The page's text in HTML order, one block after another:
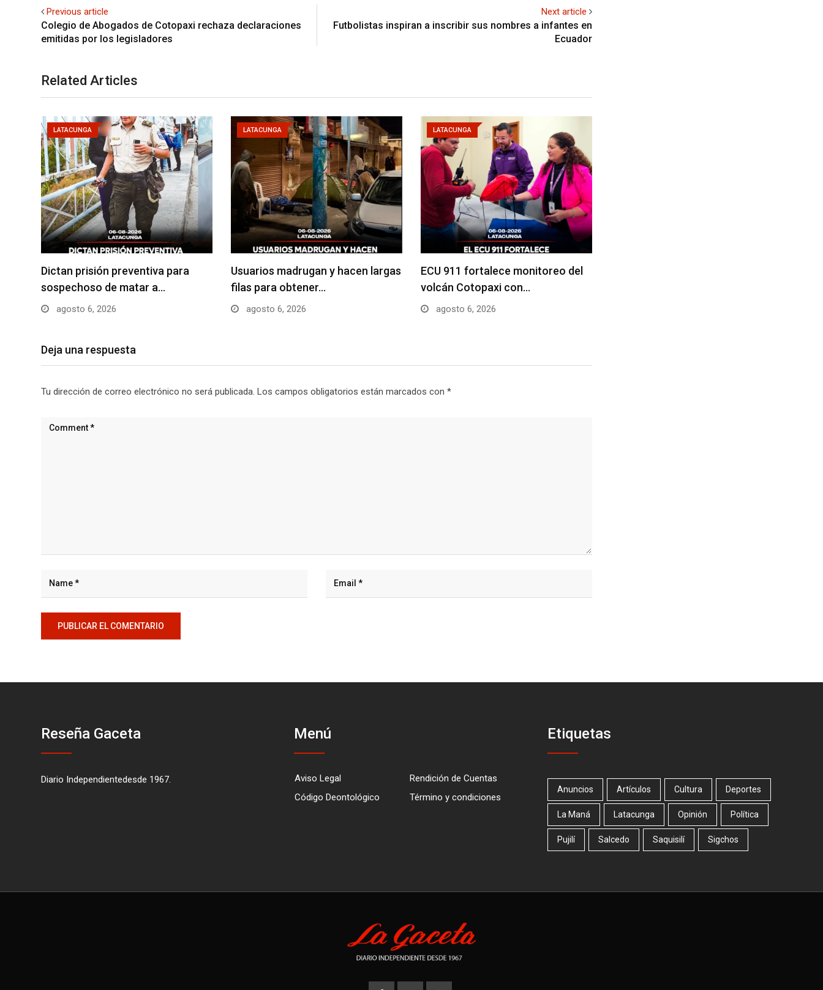
Previous article
Colegio de Abogados de Cotopaxi rechaza declaraciones
emitidas por los legisladores
Next article
Futbolistas inspiran a inscribir sus nombres a infantes en
Ecuador
Related Articles
LATACUNGA
Dictan prisión preventiva para
sospechoso de matar a…
agosto 6, 2026
LATACUNGA
Usuarios madrugan y hacen largas
filas para obtener…
agosto 6, 2026
LATACUNGA
ECU 911 fortalece monitoreo del
volcán Cotopaxi con…
agosto 6, 2026
Deja una respuesta
Tu dirección de correo electrónico no será publicada. Los campos obligatorios están marcados con *
Reseña Gaceta
Diario Independientedesde 1967.
Menú
Aviso Legal
Rendición de Cuentas
Código Deontológico
Término y condiciones
Etiquetas
Anuncios Artículos Cultura Deportes
La Maná Latacunga Opinión Política
Pujilí Salcedo Saquisilí Sigchos